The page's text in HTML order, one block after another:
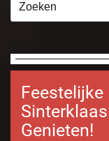
Genieten!